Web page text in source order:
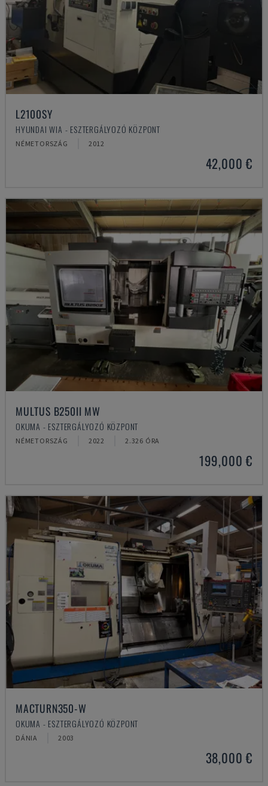
L2100SY
HYUNDAI WIA - ESZTERGÁLYOZÓ KÖZPONT
NÉMETORSZÁG 2012
42,000 €
MULTUS B250II MW
OKUMA - ESZTERGÁLYOZÓ KÖZPONT
NÉMETORSZÁG 2022 2.326 ÓRA
199,000 €
MACTURN350-W
OKUMA - ESZTERGÁLYOZÓ KÖZPONT
DÁNIA 2003
38,000 €